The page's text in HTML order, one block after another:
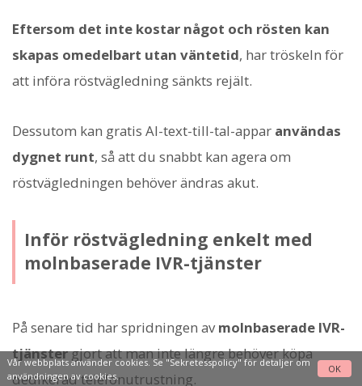
Eftersom det inte kostar något och rösten kan
skapas omedelbart utan väntetid, har tröskeln för
att införa röstvägledning sänkts rejält.
Dessutom kan gratis AI-text-till-tal-appar användas
dygnet runt, så att du snabbt kan agera om
röstvägledningen behöver ändras akut.
Inför röstvägledning enkelt med
molnbaserade IVR-tjänster
På senare tid har spridningen avmolnbaserade IVR-
tjänstergjort att man inte längre behöver köpa
dedikerad telefonutrustning.
Vår webbplats använder cookies. Se "Sekretesspolicy"för detaljer om
användningen av cookies.
OK